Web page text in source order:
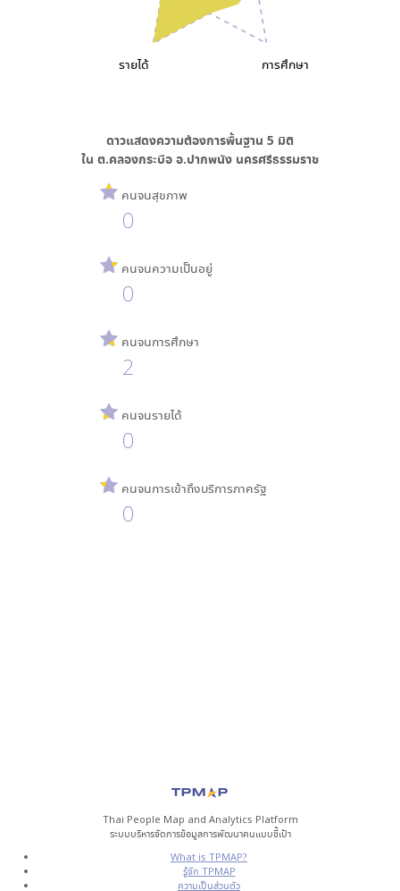
การศึกษา
รายได้
ดาวแสดงความต้องการพื้นฐาน 5 มิติ
ใน ต.คลองกระบือ อ.ปากพนัง นครศรีธรรมราช
คนจนสุขภาพ
0
คนจนความเป็นอยู่
0
คนจนการศึกษา
2
คนจนรายได้
0
คนจนการเข้าถึงบริการภาครัฐ
0
Thai People Map and Analytics Platform
ระบบบริหารจัดการข้อมูลการพัฒนาคนแบบชี้เป้า
What is TPMAP?
รู้จัก TPMAP
ความเป็นส่วนตัว